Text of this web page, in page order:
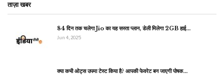
ताज़ा खबर
84 दिन तक चलेगा Jio का यह सस्ता प्लान, डेली मिलेगा 2GB हाई…
Jun 4, 2025
क्या कभी ओट्स उपमा टेस्ट किया है? आपकी फेवरेट बन जाएगी पोषक…